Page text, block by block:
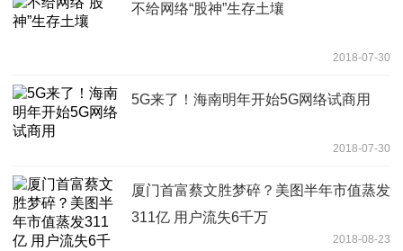
不给网络“股神”生存土壤
2018-07-30
5G来了！海南明年开始5G网络试商用
2018-07-30
厦门首富蔡文胜梦碎？美图半年市值蒸发
311亿 用户流失6千万
2018-08-23